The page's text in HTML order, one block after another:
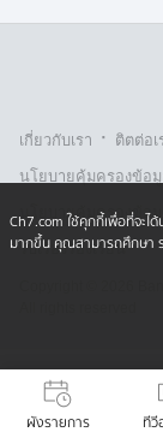
ผังรายการ ทีวี
หนามความยาว
กัมพูชาเข้ามาแ
มั่นคงในพื้นที่คว
ปลอดภัยในเขต
ความสงบเรียบ
เกี่ยวกับเรา · ติตต่อเ
นโยบายคุ้มครองข้อ
นโยบายคุ้มครองข้อ
รับเรื่องร้องเรียน
Copyright © 2026
Ch7.com ใช้คุกกี้เพื่อที่จะไ
มากขึ้น คุณสามารถศึกษา